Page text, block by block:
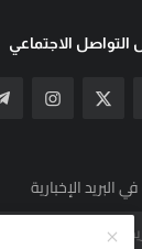
التواصل الاجتماعي
البريد الإخبارية